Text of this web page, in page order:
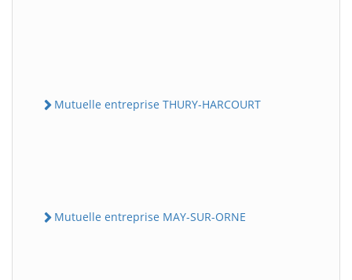
Mutuelle entreprise THURY-HARCOURT
Mutuelle entreprise MAY-SUR-ORNE